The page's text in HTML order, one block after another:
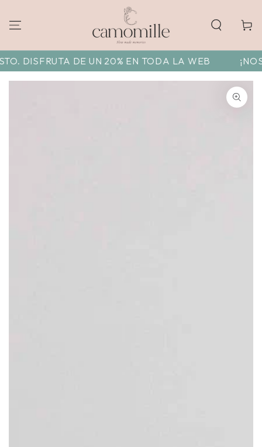
Carrito
DISFRUTA DE UN 20% EN TODA LA WEB